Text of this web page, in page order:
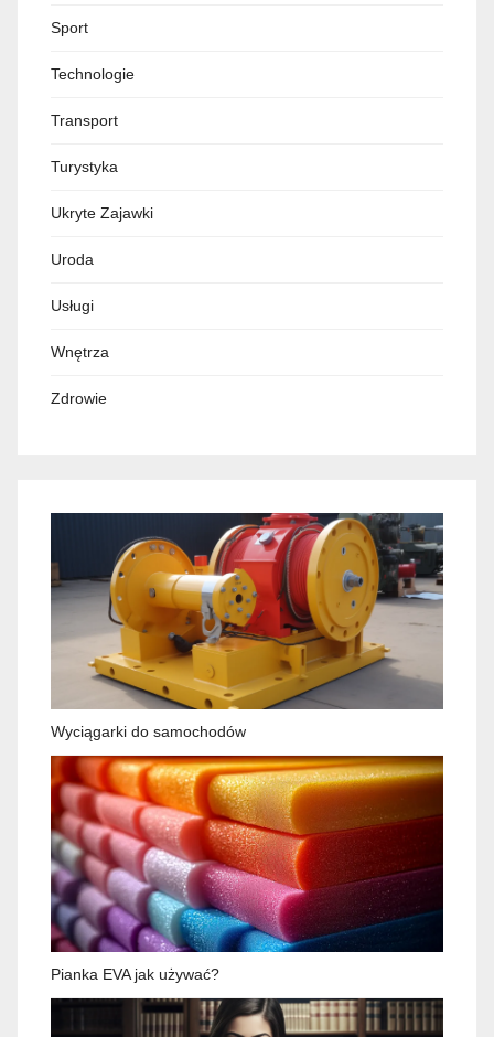
Sport
Technologie
Transport
Turystyka
Ukryte Zajawki
Uroda
Usługi
Wnętrza
Zdrowie
Wyciągarki do samochodów
Pianka EVA jak używać?